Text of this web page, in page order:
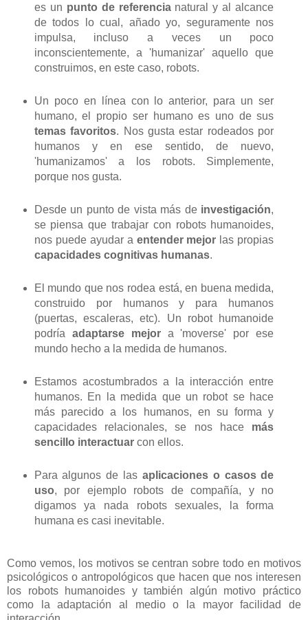
es un punto de referencianatural y al alcance
de todos lo cual, añado yo, seguramente nos
impulsa, incluso a veces un poco
inconscientemente, a 'humanizar' aquello que
construimos, en este caso, robots.
Un poco en línea con lo anterior, para un ser
humano, el propio ser humano es uno de sus
temas favoritos. Nos gusta estar rodeados por
humanos y en ese sentido, de nuevo,
'humanizamos' a los robots. Simplemente,
porque nos gusta.
Desde un punto de vista más de investigación,
se piensa que trabajar con robots humanoides,
nos puede ayudar a entender mejor las propias
capacidades cognitivas humanas.
El mundo que nos rodea está, en buena medida,
construido por humanos y para humanos
(puertas, escaleras, etc). Un robot humanoide
podría adaptarse mejora 'moverse' por ese
mundo hecho a la medida de humanos.
Estamos acostumbrados a la interacción entre
humanos. En la medida que un robot se hace
más parecido a los humanos, en su forma y
capacidades relacionales, se nos hace más
sencillo interactuarcon ellos.
Para algunos de las aplicaciones o casos de
uso, por ejemplo robots de compañía, y no
digamos ya nada robots sexuales, la forma
humana es casi inevitable.
Como vemos, los motivos se centran sobre todo en motivos
psicológicos o antropológicos que hacen que nos interesen
los robots humanoides y también algún motivo práctico
como la adaptación al medio o la mayor facilidad de